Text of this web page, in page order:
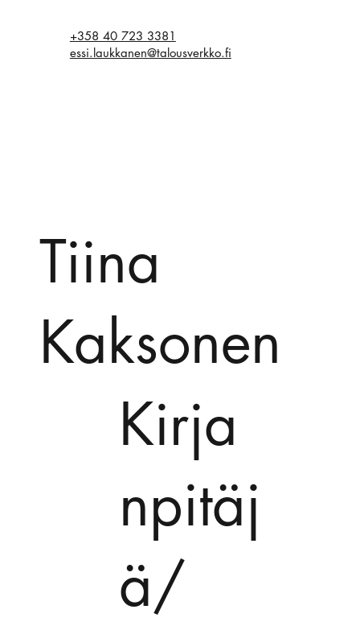
+358 40 723 3381
essi.laukkanen@talousverkko.fi
Tiina
Kaksonen
Kirja
npitäj
ä/